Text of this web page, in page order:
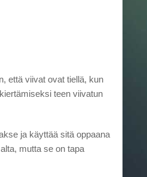
että viivat ovat tiellä, kun
teen viivatun
ja käyttää sitä oppaana
mutta se on tapa